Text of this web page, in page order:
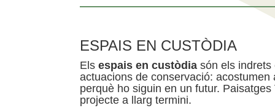
ESPAIS EN CUSTÒDIA
Els espais en custòdia són els indrets
actuacions de conservació:
perquè ho siguin en un futur.
projecte a llarg termini.